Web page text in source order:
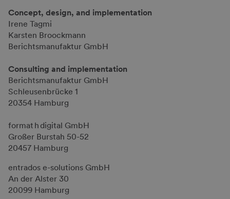
Concept, design, and implementation
Irene Tagmi
Karsten Broockmann
Berichtsmanufaktur GmbH
Consulting and implementation
Berichtsmanufaktur GmbH
Schleusenbrücke 1
20354 Hamburg
format h digital GmbH
Großer Burstah 50-52
20457 Hamburg
entrados e-solutions GmbH
An der Alster 30
20099 Hamburg